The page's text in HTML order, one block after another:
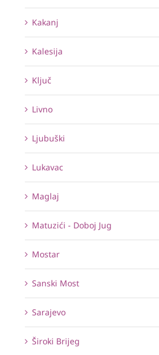
Kakanj
Kalesija
Ključ
Livno
Ljubuški
Lukavac
Maglaj
Matuzići - Doboj Jug
Mostar
Sanski Most
Sarajevo
Široki Brijeg